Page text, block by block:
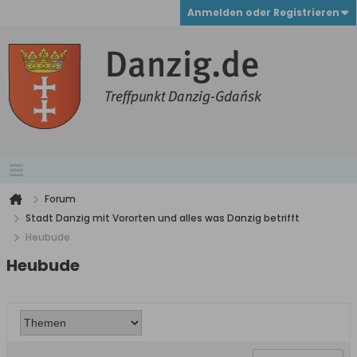
Anmelden oder Registrieren
Forum
Stadt Danzig mit Vororten und alles was Danzig betrifft
Heubude
Heubude